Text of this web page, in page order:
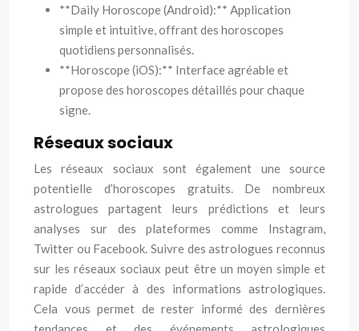
**Daily Horoscope (Android):** Application
simple et intuitive, offrant des horoscopes
quotidiens personnalisés.
**Horoscope (iOS):** Interface agréable et
propose des horoscopes détaillés pour chaque
signe.
Réseaux sociaux
Les réseaux sociaux sont également une source
potentielle d’horoscopes gratuits. De nombreux
astrologues partagent leurs prédictions et leurs
analyses sur des plateformes comme Instagram,
Twitter ou Facebook. Suivre des astrologues reconnus
sur les réseaux sociaux peut être un moyen simple et
rapide d’accéder à des informations astrologiques.
Cela vous permet de rester informé des dernières